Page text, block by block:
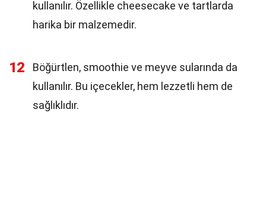
kullanılır. Özellikle cheesecake ve tartlarda
harika bir malzemedir.
12
Böğürtlen, smoothie ve meyve sularında da
kullanılır. Bu içecekler, hem lezzetli hem de
sağlıklıdır.